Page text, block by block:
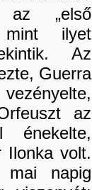
az „első
mint ilyet
Az
Guerra
az
énekelte,
Ilonka volt.
napig